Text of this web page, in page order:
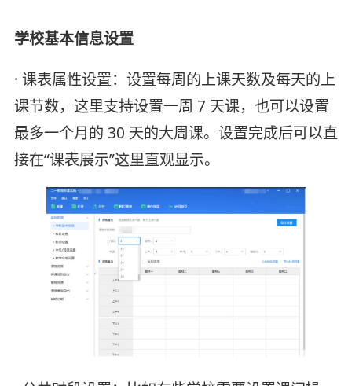
学校基本信息设置
· 课表属性设置：设置每周的上课天数及每天的上
课节数，这里支持设置一周 7 天课，也可以设置
最多一个月的 30 天的大周课。设置完成后可以直
接在“课表展示”这里直观显示。